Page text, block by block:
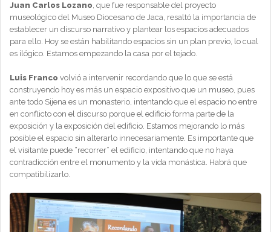
Juan Carlos Lozano, que fue responsable del proyecto
museológico del Museo Diocesano de Jaca, resaltó la importancia de
establecer un discurso narrativo y plantear los espacios adecuados
para ello. Hoy se están habilitando espacios sin un plan previo, lo cual
es ilógico. Estamos empezando la casa por el tejado.
Luis Franco volvió a intervenir recordando que lo que se está
construyendo hoy es más un espacio expositivo que un museo, pues
ante todo Sijena es un monasterio, intentando que el espacio no entre
en conflicto con el discurso porque el edificio forma parte de la
exposición y la exposición del edificio. Estamos mejorando lo más
posible el espacio sin alterarlo innecesariamente. Es importante que
el visitante puede “recorrer” el edificio, intentando que no haya
contradicción entre el monumento y la vida monástica. Habrá que
compatibilizarlo.